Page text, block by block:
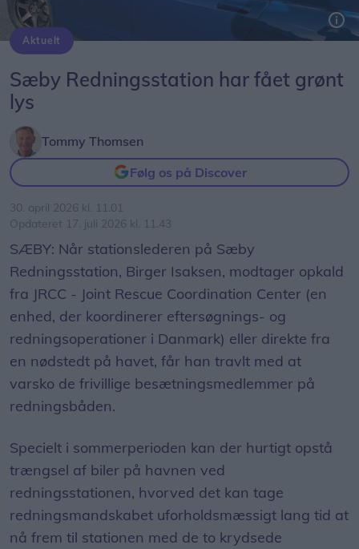
Aktuelt
Sæby Redningsstation har fået grønt
lys
Tommy Thomsen
Følg os på Discover
30. april 2026 kl. 11.01
Opdateret 17. juli 2026 kl. 11.43
SÆBY: Når stationslederen på Sæby
Redningsstation, Birger Isaksen, modtager opkald
fra JRCC - Joint Rescue Coordination Center (en
enhed, der koordinerer eftersøgnings- og
redningsoperationer i Danmark) eller direkte fra
en nødstedt på havet, får han travlt med at
varsko de frivillige besætningsmedlemmer på
redningsbåden.
Specielt i sommerperioden kan der hurtigt opstå
trængsel af biler på havnen ved
redningsstationen, hvorved det kan tage
redningsmandskabet uforholdsmæssigt lang tid at
nå frem til stationen med de to krydsede